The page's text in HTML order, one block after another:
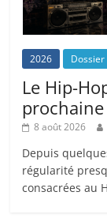
2026 Dossier
Le Hip-
8 août 2026
Depuis
régularité
consacrées au